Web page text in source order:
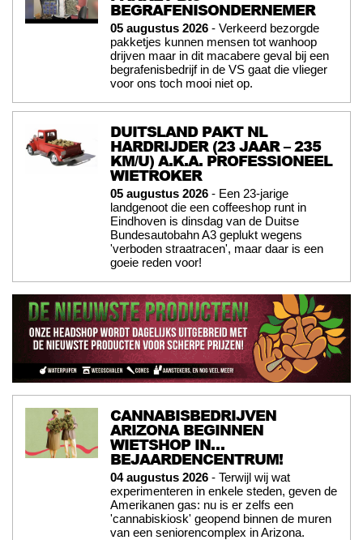
BEGRAFENISONDERNEMER
05 augustus 2026 - Verkeerd bezorgde
pakketjes kunnen mensen tot wanhoop
drijven maar in dit macabere geval bij een
begrafenisbedrijf in de VS gaat die vlieger
voor ons toch mooi niet op.
DUITSLAND PAKT NL
HARDRIJDER (23 JAAR – 235
KM/U) A.K.A. PROFESSIONEEL
WIETROKER
05 augustus 2026 - Een 23-jarige
landgenoot die een coffeeshop runt in
Eindhoven is dinsdag van de Duitse
Bundesautobahn A3 geplukt wegens
'verboden straatracen', maar daar is een
goeie reden voor!
CANNABISBEDRIJVEN
ARIZONA BEGINNEN
WIETSHOP IN…
BEJAARDENCENTRUM!
04 augustus 2026 - Terwijl wij wat
experimenteren in enkele steden, geven de
Amerikanen gas: nu is er zelfs een
'cannabiskiosk' geopend binnen de muren
van een seniorencomplex in Arizona.